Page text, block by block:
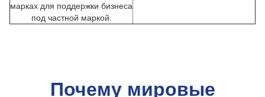
марках для поддержки бизнеса
под частной маркой.
Почему мировые